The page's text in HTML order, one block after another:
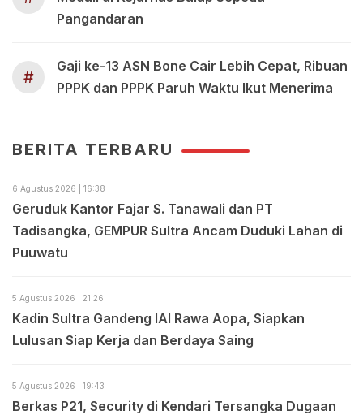
Pangandaran
#
Gaji ke-13 ASN Bone Cair Lebih Cepat, Ribuan
PPPK dan PPPK Paruh Waktu Ikut Menerima
BERITA TERBARU
6 Agustus 2026 | 16:38
Geruduk Kantor Fajar S. Tanawali dan PT
Tadisangka, GEMPUR Sultra Ancam Duduki Lahan di
Puuwatu
5 Agustus 2026 | 21:26
Kadin Sultra Gandeng IAI Rawa Aopa, Siapkan
Lulusan Siap Kerja dan Berdaya Saing
5 Agustus 2026 | 19:43
Berkas P21, Security di Kendari Tersangka Dugaan